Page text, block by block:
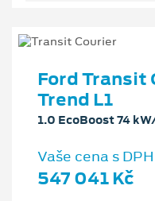
Ford Transit
Trend L1
1.0 EcoBoost 74
Vaše cena s DPH
547 041 Kč